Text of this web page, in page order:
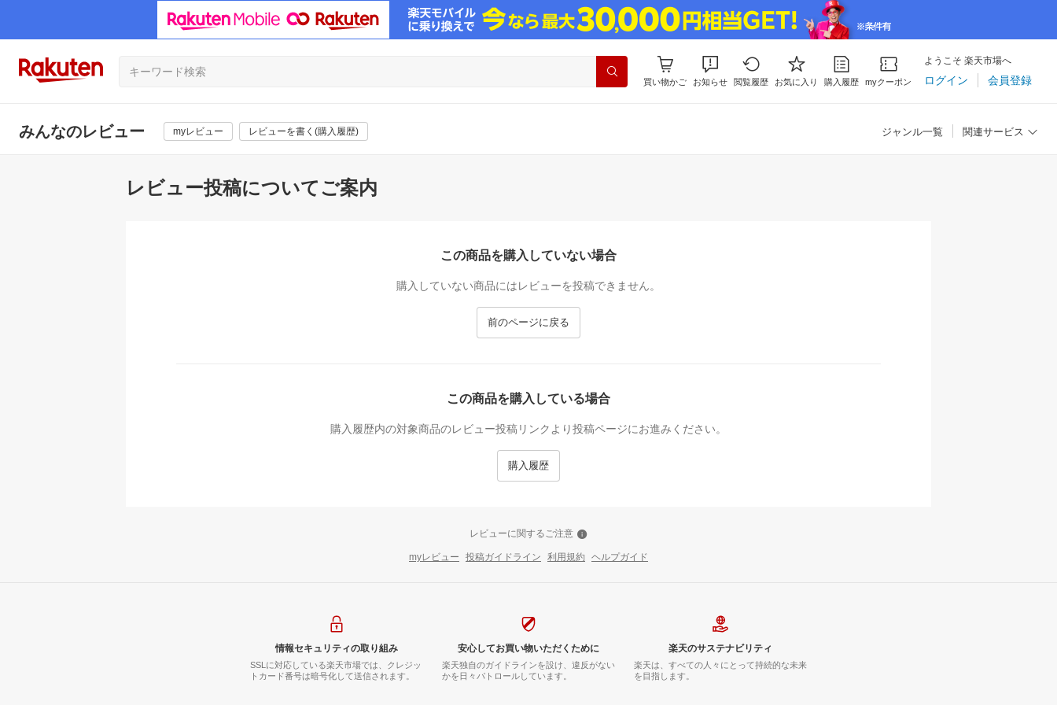
買い物かご お知らせ 閲覧履歴 お気に入り 購入履歴 myクーポン
ようこそ 楽天市場へ
ログイン 会員登録
みんなのレビュー myレビュー レビューを書く(購入履歴) ジャンル一覧 関連サービス
レビュー投稿についてご案内
この商品を購入していない場合
購入していない商品にはレビューを投稿できません。
前のページに戻る
この商品を購入している場合
購入履歴内の対象商品のレビュー投稿リンクより投稿ページにお進みください。
購入履歴
レビューに関するご注意
myレビュー 投稿ガイドライン 利用規約 ヘルプガイド
情報セキュリティの取り組み
SSLに対応している楽天市場では、クレジッ
トカード番号は暗号化して送信されます。
安心してお買い物いただくために
楽天独自のガイドラインを設け、違反がない
かを日々パトロールしています。
楽天のサステナビリティ
楽天は、すべての人々にとって持続的な未来
を目指します。